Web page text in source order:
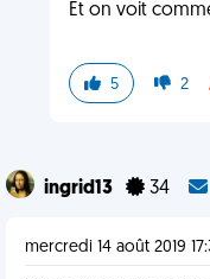
Et on voit
5 2
ingrid13 34
mercredi 14 août 2019